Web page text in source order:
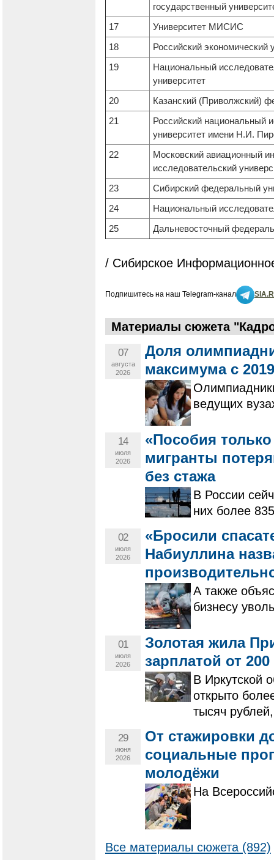
государственный
17
Университет МИСИС
18
Российский
19
Национальный
университет
20
Казанский (Приволжский)
21
Российский национальный
университет имени Н.И.
22
Московский авиационный
исследовательский
23
Сибирский федеральный
24
Национальный
25
Дальневосточный
/ Сибирское
Подпишитесь на наш Telegram-канал
Материалы сюжета
07
августа
2026
Доля
максимума с
ведущих
14
июля
2026
«Пособия
мигранты
без стажа
В России
них более
02
июля
2026
«Бросили
Набиуллина
А также
бизнесу
01
июля
2026
Золотая жила
зарплатой от
В Иркутской
открыто
тысяч
29
июня
2026
От стажировки
социальные
молодёжи
На
Все материалы сюжета (892)